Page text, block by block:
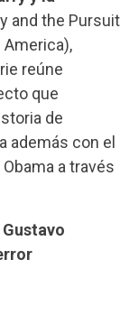
and the Pursuit
reúne
que
de
además con el
a través